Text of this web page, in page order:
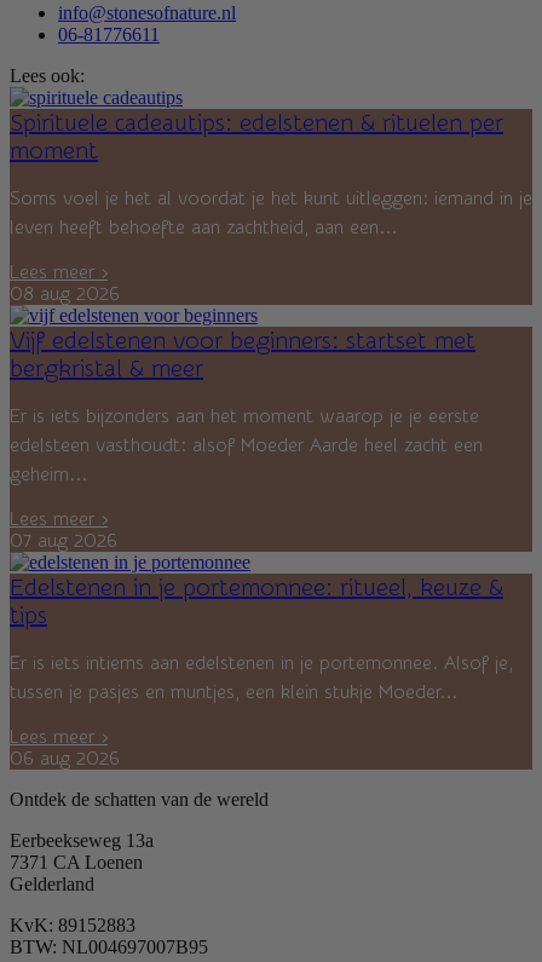
info@stonesofnature.nl
06-81776611
Lees ook:
Spirituele cadeautips: edelstenen & rituelen per
moment
Soms voel je het al voordat je het kunt uitleggen: iemand in je
leven heeft behoefte aan zachtheid, aan een...
Lees meer ›
08 aug 2026
Vijf edelstenen voor beginners: startset met
bergkristal & meer
Er is iets bijzonders aan het moment waarop je je eerste
edelsteen vasthoudt: alsof Moeder Aarde heel zacht een
geheim...
Lees meer ›
07 aug 2026
Edelstenen in je portemonnee: ritueel, keuze &
tips
Er is iets intiems aan edelstenen in je portemonnee. Alsof je,
tussen je pasjes en muntjes, een klein stukje Moeder...
Lees meer ›
06 aug 2026
Ontdek de schatten van de wereld
Eerbeekseweg 13a
7371 CA Loenen
Gelderland
KvK: 89152883
BTW: NL004697007B95